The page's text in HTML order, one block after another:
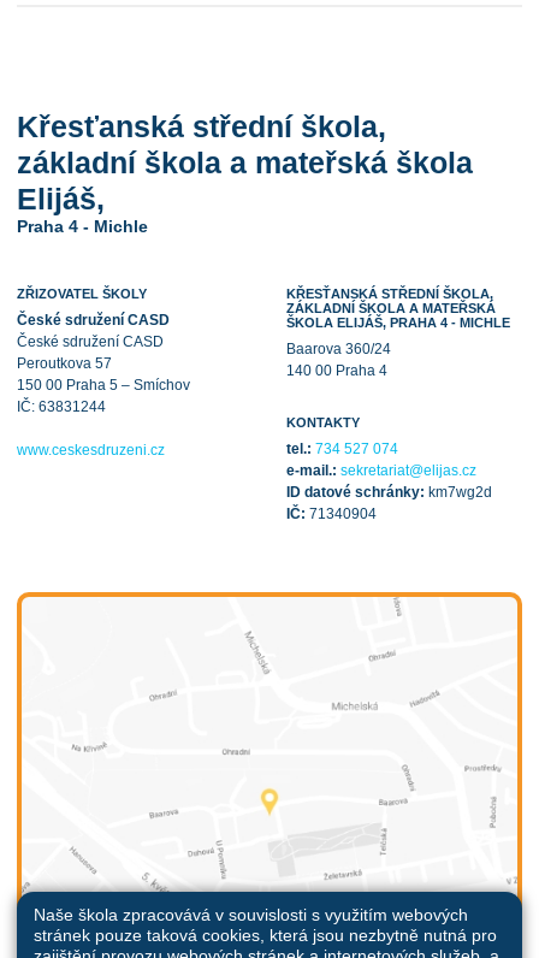
Křesťanská střední škola,
základní škola a mateřská škola
Elijáš,
Praha 4 - Michle
ZŘIZOVATEL ŠKOLY
České sdružení CASD
České sdružení CASD
Peroutkova 57
150 00 Praha 5 – Smíchov
IČ: 63831244
www.ceskesdruzeni.cz
KŘESŤANSKÁ STŘEDNÍ ŠKOLA,
ZÁKLADNÍ ŠKOLA A MATEŘSKÁ
ŠKOLA ELIJÁŠ, PRAHA 4 - MICHLE
Baarova 360/24
140 00 Praha 4
KONTAKTY
tel.: 734 527 074
e-mail.: sekretariat@elijas.cz
ID datové schránky: km7wg2d
IČ: 71340904
Naše škola zpracovává v souvislosti s využitím webových
stránek pouze taková cookies, která jsou nezbytně nutná pro